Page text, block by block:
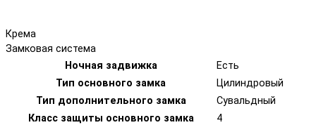
Крема
Замковая система
Ночная задвижка
Есть
Тип основного замка
Цилиндровый
Тип дополнительного замка
Сувальдный
Класс защиты основного замка
4